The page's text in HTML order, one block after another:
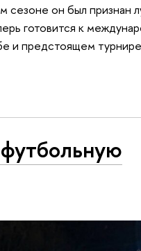
сезоне он был признан
готовится к
и предстоящем